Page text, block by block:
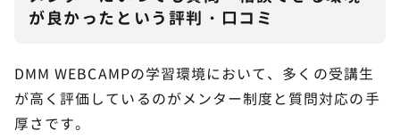
が良かったという評判・口コミ
DMM WEBCAMPの学習環境において、多くの受講生
が高く評価しているのがメンター制度と質問対応の手
厚さです。